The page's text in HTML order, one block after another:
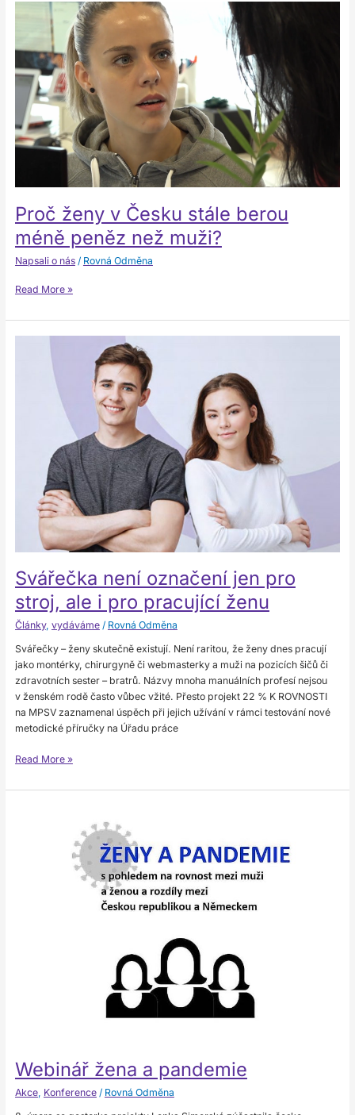
Proč ženy v Česku stále berou
méně peněz než muži?
Napsali o nás/ Rovná Odměna
stále
berou
méně
peněz
než
muži?
Read More »
Svářečka není označení jen pro
stroj, ale i pro pracující ženu
Články, vydáváme/ Rovná Odměna
Svářečky – ženy skutečně existují. Není raritou, že ženy dnes pracují
jako montérky, chirurgyně či webmasterky a muži na pozicích šičů či
zdravotních sester – bratrů. Názvy mnoha manuálních profesí nejsou
v ženském rodě často vůbec vžité. Přesto projekt 22 % K ROVNOSTI
na MPSV zaznamenal úspěch při jejich užívání v rámci testování nové
metodické příručky na Úřadu práce
označení
pracující
Read More »
Webinář žena a pandemie
Akce, Konference/ Rovná Odměna